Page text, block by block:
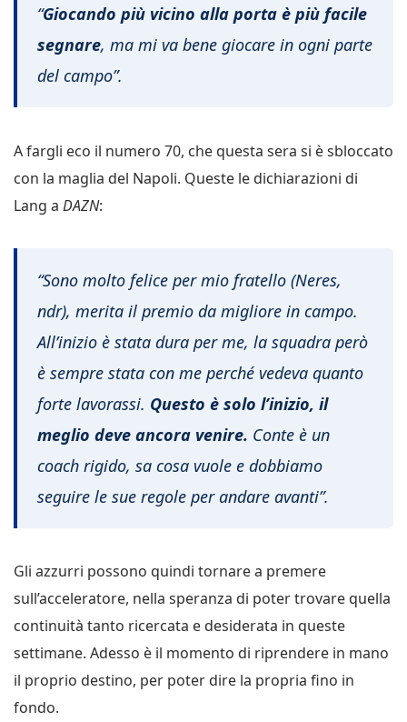
“Giocando più vicino alla porta è più facile
segnare, ma mi va bene giocare in ogni parte
del campo”.
A fargli eco il numero 70, che questa sera si è sbloccato
con la maglia del Napoli. Queste le dichiarazioni di
Lang a DAZN:
“Sono molto felice per mio fratello (Neres,
ndr), merita il premio da migliore in campo.
All’inizio è stata dura per me, la squadra però
è sempre stata con me perché vedeva quanto
forte lavorassi. Questo è solo l’inizio, il
meglio deve ancora venire. Conte è un
coach rigido, sa cosa vuole e dobbiamo
seguire le sue regole per andare avanti”.
Gli azzurri possono quindi tornare a premere
sull’acceleratore, nella speranza di poter trovare quella
continuità tanto ricercata e desiderata in queste
settimane. Adesso è il momento di riprendere in mano
il proprio destino, per poter dire la propria fino in
fondo.